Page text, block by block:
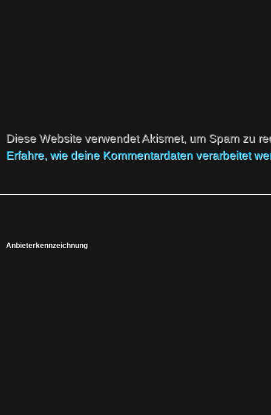
Diese Website verwendet Akismet, um Spam zu
Erfahre, wie deine Kommentardaten verarbeitet
Anbieterkennzeichnung